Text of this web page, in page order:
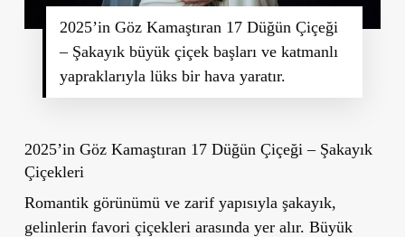
2025’in Göz Kamaştıran 17 Düğün Çiçeği
– Şakayık büyük çiçek başları ve katmanlı
yapraklarıyla lüks bir hava yaratır.
2025’in Göz Kamaştıran 17 Düğün Çiçeği – Şakayık
Çiçekleri
Romantik görünümü ve zarif yapısıyla şakayık,
gelinlerin favori çiçekleri arasında yer alır. Büyük